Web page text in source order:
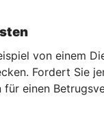
von einem
Fordert Sie
einen